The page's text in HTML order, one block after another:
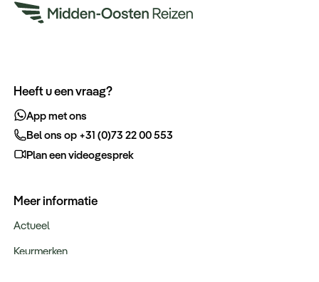
Heeft u een vraag?
App met ons
Bel ons op +31 (0)73 22 00 553
Plan een videogesprek
Meer informatie
Actueel
Keurmerken